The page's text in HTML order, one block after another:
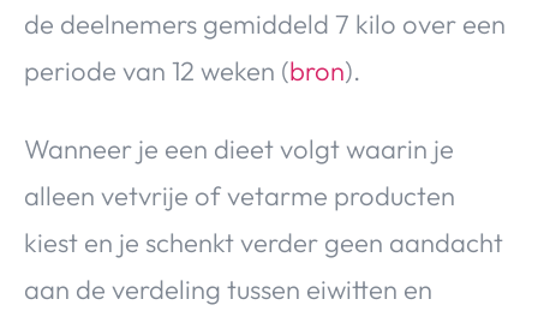
de deelnemers gemiddeld 7 kilo over een
periode van 12 weken (bron).
Wanneer je een dieet volgt waarin je
alleen vetvrije of vetarme producten
kiest en je schenkt verder geen aandacht
aan de verdeling tussen eiwitten en